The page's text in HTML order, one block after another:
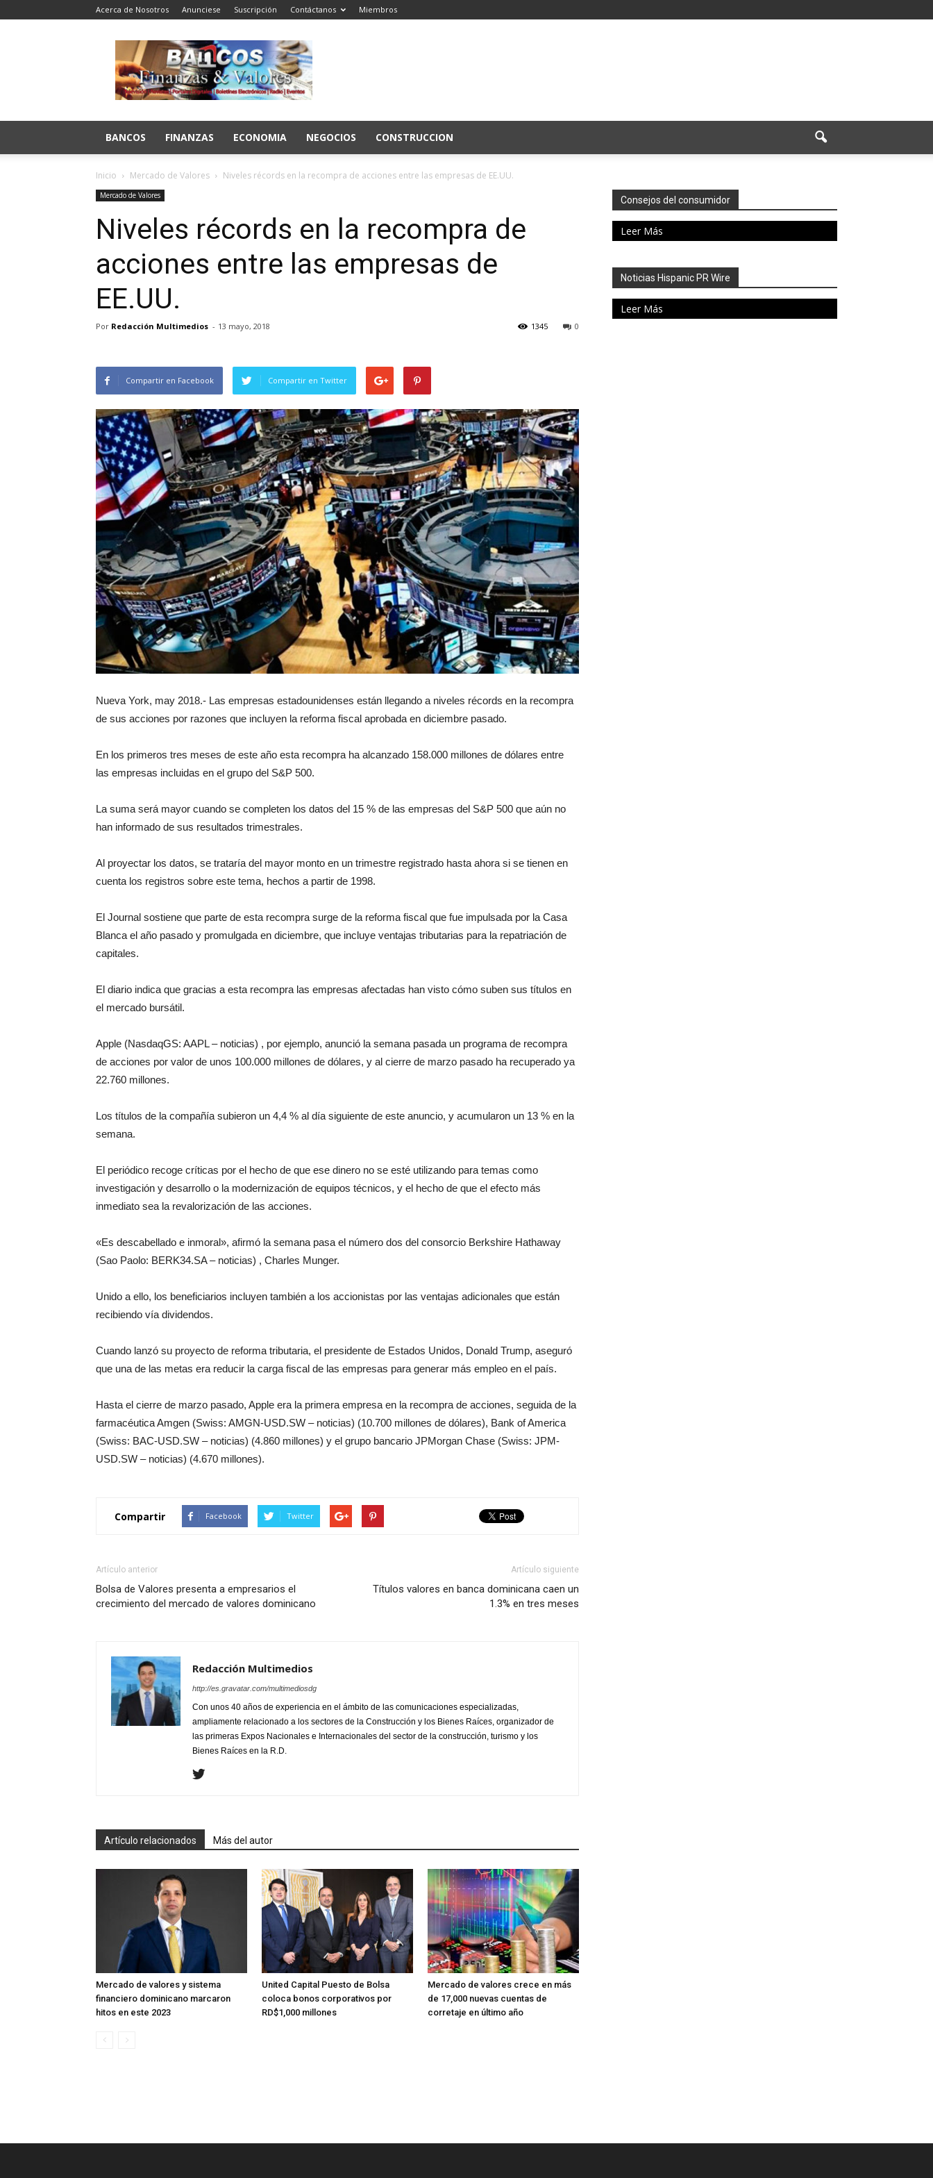
Acerca de Nosotros Anunciese Suscripción Contáctanos Miembros
Bancos
Finanzas
y
Valores
BANCOS FINANZAS ECONOMIA NEGOCIOS CONSTRUCCION
Inicio Mercado de Valores Niveles récords en la recompra de acciones entre las empresas de EE.UU.
Mercado de Valores
Niveles récords en la recompra de
acciones entre las empresas de
EE.UU.
Por Redacción Multimedios - 13 mayo, 2018 0
1345
Compartir en Facebook Compartir en Twitter
Nueva York, may 2018.- Las empresas estadounidenses están llegando a niveles récords en la recompra
de sus acciones por razones que incluyen la reforma fiscal aprobada en diciembre pasado.
En los primeros tres meses de este año esta recompra ha alcanzado 158.000 millones de dólares entre
las empresas incluidas en el grupo del S&P 500.
La suma será mayor cuando se completen los datos del 15 % de las empresas del S&P 500 que aún no
han informado de sus resultados trimestrales.
Al proyectar los datos, se trataría del mayor monto en un trimestre registrado hasta ahora si se tienen en
cuenta los registros sobre este tema, hechos a partir de 1998.
El Journal sostiene que parte de esta recompra surge de la reforma fiscal que fue impulsada por la Casa
Blanca el año pasado y promulgada en diciembre, que incluye ventajas tributarias para la repatriación de
capitales.
El diario indica que gracias a esta recompra las empresas afectadas han visto cómo suben sus títulos en
el mercado bursátil.
Apple (NasdaqGS: AAPL – noticias) , por ejemplo, anunció la semana pasada un programa de recompra
de acciones por valor de unos 100.000 millones de dólares, y al cierre de marzo pasado ha recuperado ya
22.760 millones.
Los títulos de la compañía subieron un 4,4 % al día siguiente de este anuncio, y acumularon un 13 % en la
semana.
El periódico recoge críticas por el hecho de que ese dinero no se esté utilizando para temas como
investigación y desarrollo o la modernización de equipos técnicos, y el hecho de que el efecto más
inmediato sea la revalorización de las acciones.
«Es descabellado e inmoral», afirmó la semana pasa el número dos del consorcio Berkshire Hathaway
(Sao Paolo: BERK34.SA – noticias) , Charles Munger.
Unido a ello, los beneficiarios incluyen también a los accionistas por las ventajas adicionales que están
recibiendo vía dividendos.
Cuando lanzó su proyecto de reforma tributaria, el presidente de Estados Unidos, Donald Trump, aseguró
que una de las metas era reducir la carga fiscal de las empresas para generar más empleo en el país.
Hasta el cierre de marzo pasado, Apple era la primera empresa en la recompra de acciones, seguida de la
farmacéutica Amgen (Swiss: AMGN-USD.SW – noticias) (10.700 millones de dólares), Bank of America
(Swiss: BAC-USD.SW – noticias) (4.860 millones) y el grupo bancario JPMorgan Chase (Swiss: JPM-
USD.SW – noticias) (4.670 millones).
Compartir Facebook Twitter
Artículo anterior
Bolsa de Valores presenta a empresarios el
crecimiento del mercado de valores dominicano
Artículo siguiente
Títulos valores en banca dominicana caen un
1.3% en tres meses
Redacción Multimedios
http://es.gravatar.com/multimediosdg
Con unos 40 años de experiencia en el ámbito de las comunicaciones especializadas,
ampliamente relacionado a los sectores de la Construcción y los Bienes Raíces, organizador de
las primeras Expos Nacionales e Internacionales del sector de la construcción, turismo y los
Bienes Raíces en la R.D.
Artículo relacionados Más del autor
Mercado de valores y sistema
financiero dominicano marcaron
hitos en este 2023
United Capital Puesto de Bolsa
coloca bonos corporativos por
RD$1,000 millones
Mercado de valores crece en más
de 17,000 nuevas cuentas de
corretaje en último año
Consejos del consumidor
Leer Más
Noticias Hispanic PR Wire
Leer Más